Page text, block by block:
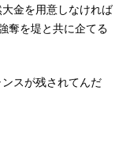
金を用意しなければ
奪を堤と共に企てる
ンスが残されてんだ